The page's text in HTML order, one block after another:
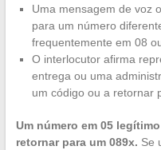
Uma mensagem de voz
para um número
frequentemente em 08
O interlocutor afirma
entrega ou uma
um código ou a retornar
Um número em 05
retornar para um 089x. Se